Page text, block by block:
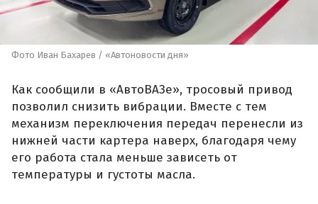
Фото Иван Бахарев / «Автоновости дня»
Как сообщили в «АвтоВАЗе», тросовый привод
позволил снизить вибрации. Вместе с тем
механизм переключения передач перенесли из
нижней части картера наверх, благодаря чему
его работа стала меньше зависеть от
температуры и густоты масла.